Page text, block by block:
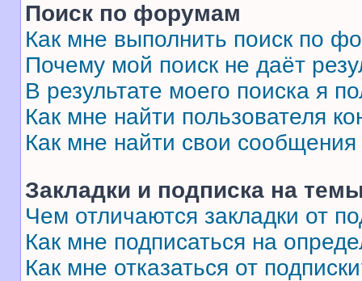
Поиск по форумам
Как мне выполнить поиск по
Почему мой поиск не даёт
В результате моего поиска я
Как мне найти пользователя
Как мне найти свои
Закладки и подписка на
Чем отличаются закладки от
Как мне подписаться на
Как мне отказаться от